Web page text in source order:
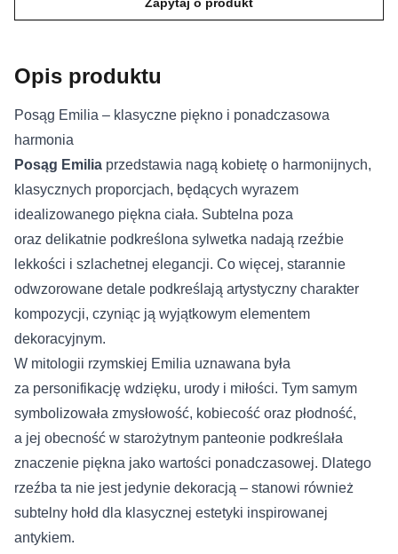
Opis produktu
Posąg Emilia – klasyczne piękno i ponadczasowa
harmonia
Posąg Emilia przedstawia nagą kobietę o harmonijnych,
klasycznych proporcjach, będących wyrazem
idealizowanego piękna ciała. Subtelna poza
oraz delikatnie podkreślona sylwetka nadają rzeźbie
lekkości i szlachetnej elegancji. Co więcej, starannie
odwzorowane detale podkreślają artystyczny charakter
kompozycji, czyniąc ją wyjątkowym elementem
dekoracyjnym.
W mitologii rzymskiej Emilia uznawana była
za personifikację wdzięku, urody i miłości. Tym samym
symbolizowała zmysłowość, kobiecość oraz płodność,
a jej obecność w starożytnym panteonie podkreślała
znaczenie piękna jako wartości ponadczasowej. Dlatego
rzeźba ta nie jest jedynie dekoracją – stanowi również
subtelny hołd dla klasycznej estetyki inspirowanej
antykiem.